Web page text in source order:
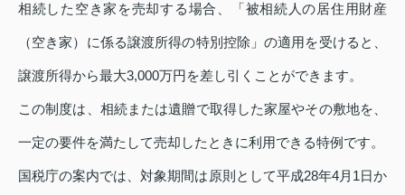
相続した空き家を売却する場合、「被相続人の居住用財産
（空き家）に係る譲渡所得の特別控除」の適用を受けると、
譲渡所得から最大3,000万円を差し引くことができます。
この制度は、相続または遺贈で取得した家屋やその敷地を、
一定の要件を満たして売却したときに利用できる特例です。
国税庁の案内では、対象期間は原則として平成28年4月1日か